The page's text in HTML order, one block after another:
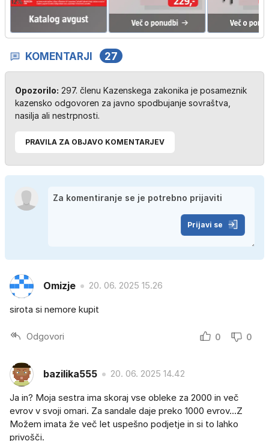
KOMENTARJI 27
Opozorilo: 297. členu Kazenskega zakonika je posameznik
kazensko odgovoren za javno spodbujanje sovraštva,
nasilja ali nestrpnosti.
PRAVILA ZA OBJAVO KOMENTARJEV
Prijavi se
Omizje 20. 06. 2025 15.26
sirota si nemore kupit
Odgovori 0 0
bazilika555 20. 06. 2025 14.42
Ja in? Moja sestra ima skoraj vse obleke za 2000 in več
evrov v svoji omari. Za sandale daje preko 1000 evrov...Z
Možem imata že več let uspešno podjetje in si to lahko
privošči.